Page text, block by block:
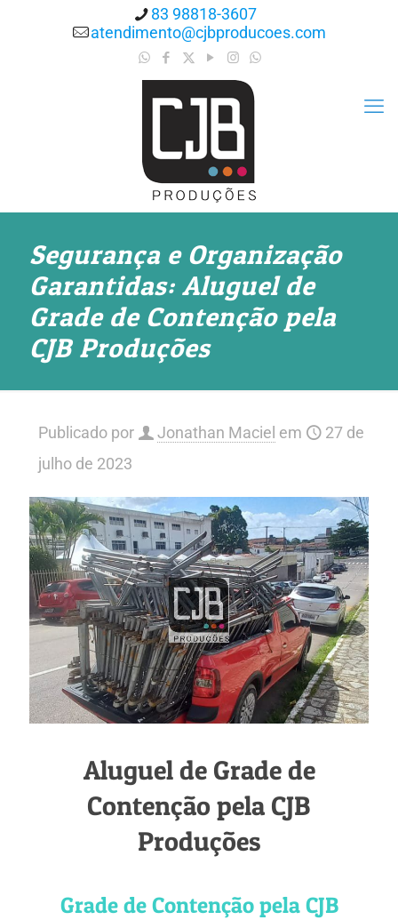
83 98818-3607
atendimento@cjbproducoes.com
Segurança e Organização
Garantidas: Aluguel de
Grade de Contenção pela
CJB Produções
Publicado por Jonathan Maciel em
27 de
julho de 2023
Aluguel de Grade de
Contenção pela CJB
Produções
Grade de Contenção pela CJB